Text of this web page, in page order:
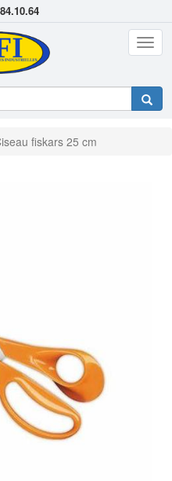
fiskars 25 cm